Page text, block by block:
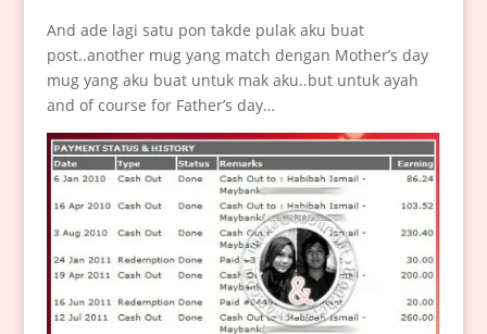
And ade lagi satu pon takde pulak aku buat
post..another mug yang match dengan Mother’s day
mug yang aku buat untuk mak aku..but untuk ayah
and of course for Father’s day…